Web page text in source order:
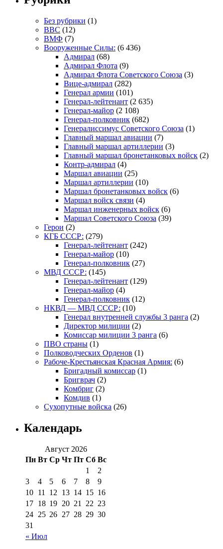
Без рубрики (1)
ВВС (12)
ВМФ (7)
Вооруженные Силы: (6 436)
Адмирал (68)
Адмирал Флота (9)
Адмирал Флота Советского Союза (3)
Вице-адмирал (282)
Генерал армии (101)
Генерал-лейтенант (2 635)
Генерал-майор (2 108)
Генерал-полковник (682)
Генералиссимус Советского Союза (1)
Главный маршал авиации (7)
Главный маршал артиллерии (3)
Главный маршал бронетанковых войск (2)
Контр-адмирал (4)
Маршал авиации (25)
Маршал артиллерии (10)
Маршал бронетанковых войск (6)
Маршал войск связи (4)
Маршал инженерных войск (6)
Маршал Советского Союза (39)
Герои (2)
КГБ СССР: (279)
Генерал-лейтенант (242)
Генерал-майор (10)
Генерал-полковник (27)
МВД СССР: (145)
Генерал-лейтенант (129)
Генерал-майор (4)
Генерал-полковник (12)
НКВД — МВД СССР: (10)
Генерал внутренней службы 3 ранга (2)
Директор милиции (2)
Комиссар милиции 3 ранга (6)
ПВО страны (1)
Полководческих Орденов (1)
Рабоче-Крестьянская Красная Армия: (6)
Бригадный комиссар (1)
Бригврач (2)
Комбриг (2)
Комдив (1)
Сухопутные войска (26)
Календарь
Август 2026
Пн Вт Ср Чт Пт Сб Вс
« Июл
1
2
3
4 5 6 7 8
9
10 11 12 13 14 15 16
17 18 19 20 21 22 23
24 25 26 27 28 29 30
31